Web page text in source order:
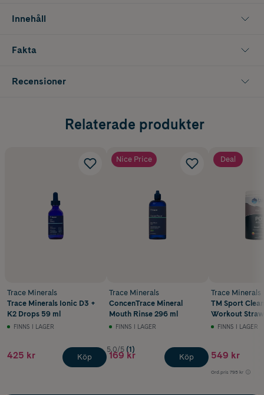
Innehåll
Fakta
Recensioner
Relaterade produkter
Trace Minerals
Trace Minerals Ionic D3 +
K2 Drops 59 ml
FINNS I LAGER
425 kr Köp
Nice Price
Trace Minerals
ConcenTrace Mineral
Mouth Rinse 296 ml
FINNS I LAGER
5.0/5 (1)
169 kr Köp
Deal
Trace Minerals
TM Sport
Workout
Lemonade 460
FINNS I LAGER
549 kr
Ord.pris 795 kr